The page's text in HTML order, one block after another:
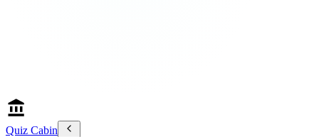
Quiz Cabin